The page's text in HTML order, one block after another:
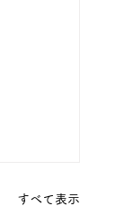
すべて表示